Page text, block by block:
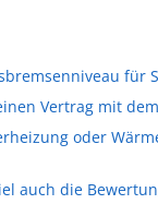
Vertrag mit
oder
auch die